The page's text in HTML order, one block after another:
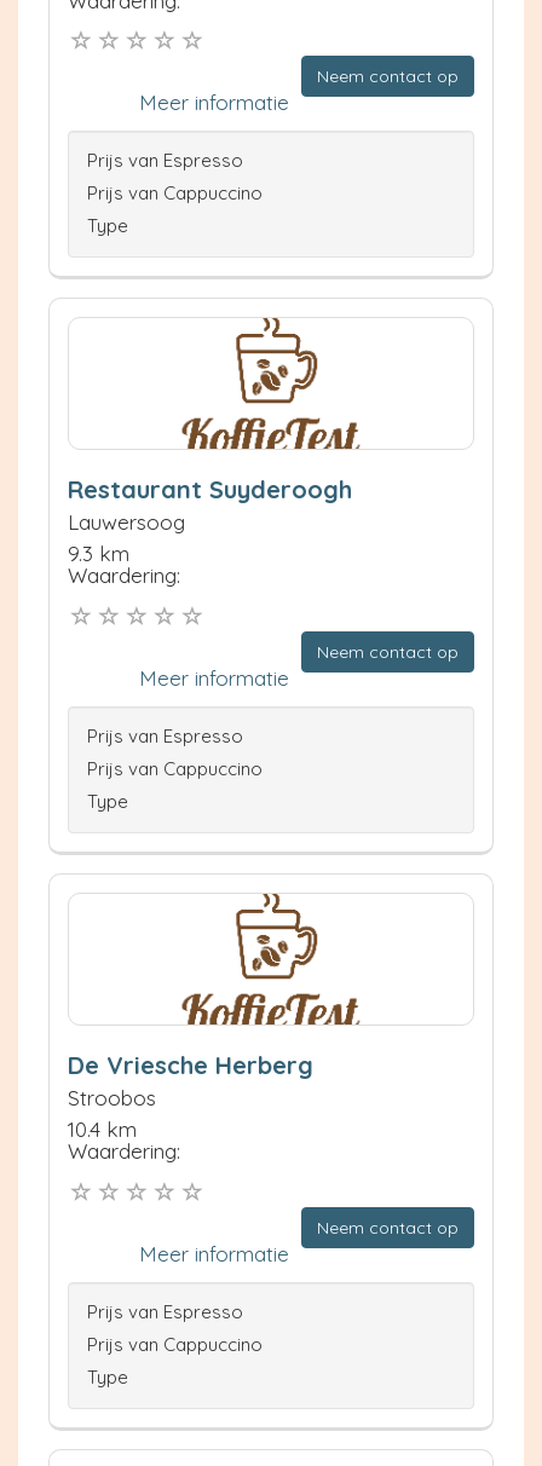
Neem contact op
Meer informatie
Prijs van Espresso
Prijs van Cappuccino
Type
Restaurant Suyderoogh
Lauwersoog
9.3 km
Waardering:
Neem contact op
Meer informatie
Prijs van Espresso
Prijs van Cappuccino
Type
De Vriesche Herberg
Stroobos
10.4 km
Waardering:
Neem contact op
Meer informatie
Prijs van Espresso
Prijs van Cappuccino
Type